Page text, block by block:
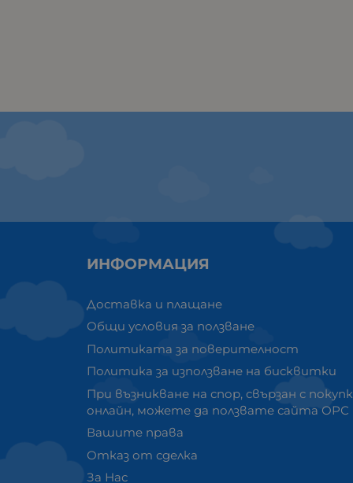
ИНФОРМАЦИЯ
Доставка и плащане
Общи условия за ползване
Политиката за поверителност
Политика за използване на бисквитки
При възникване на спор, свързан с
онлайн, можете да ползвате сайта ОРС
Вашите права
Отказ от сделка
За Нас